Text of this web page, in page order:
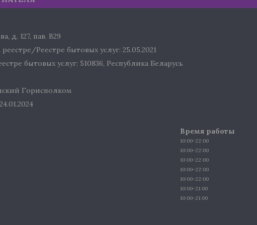
д. 127, пав. В29
Реестре бытовых услуг: 25.05.2021
бытовых услуг: 510836, Республика Беларусь
Горисполком
Время работы
10:00-22:00
10:00-22:00
10:00-22:00
10:00-22:00
10:00-22:00
10:00-21:00
10:00-21:00